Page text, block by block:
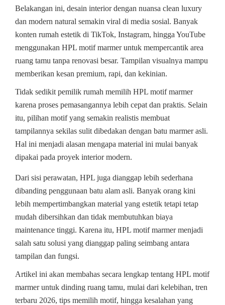
Belakangan ini, desain interior dengan nuansa clean luxury
dan modern natural semakin viral di media sosial. Banyak
konten rumah estetik di TikTok, Instagram, hingga YouTube
menggunakan HPL motif marmer untuk mempercantik area
ruang tamu tanpa renovasi besar. Tampilan visualnya mampu
memberikan kesan premium, rapi, dan kekinian.
Tidak sedikit pemilik rumah memilih HPL motif marmer
karena proses pemasangannya lebih cepat dan praktis. Selain
itu, pilihan motif yang semakin realistis membuat
tampilannya sekilas sulit dibedakan dengan batu marmer asli.
Hal ini menjadi alasan mengapa material ini mulai banyak
dipakai pada proyek interior modern.
Dari sisi perawatan, HPL juga dianggap lebih sederhana
dibanding penggunaan batu alam asli. Banyak orang kini
lebih mempertimbangkan material yang estetik tetapi tetap
mudah dibersihkan dan tidak membutuhkan biaya
maintenance tinggi. Karena itu, HPL motif marmer menjadi
salah satu solusi yang dianggap paling seimbang antara
tampilan dan fungsi.
Artikel ini akan membahas secara lengkap tentang HPL motif
marmer untuk dinding ruang tamu, mulai dari kelebihan, tren
terbaru 2026, tips memilih motif, hingga kesalahan yang